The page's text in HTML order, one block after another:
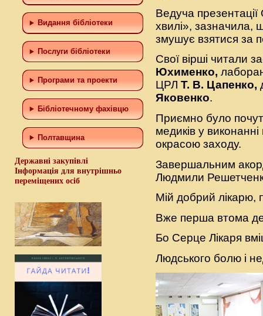
Видання бібліотеки
Послуги бібліотеки
Програми та проекти
Бiблiотечному фахiвцю
Полтавщина
Державні закупівлі
Інформація для внутрішньо
переміщених осіб
Ведуча
хвилі», зазначила,
змушує взятися за
Свої вірші читали
Юхименко,
ЦРЛ Т. В. Цапенко,
Яковенко.
Приємно було
медиків у
окрасою заходу.
Завершальним
Людмили
Мій добрий лікарю,
Вже перша втома
Бо Серце Лікаря
Людського болю і